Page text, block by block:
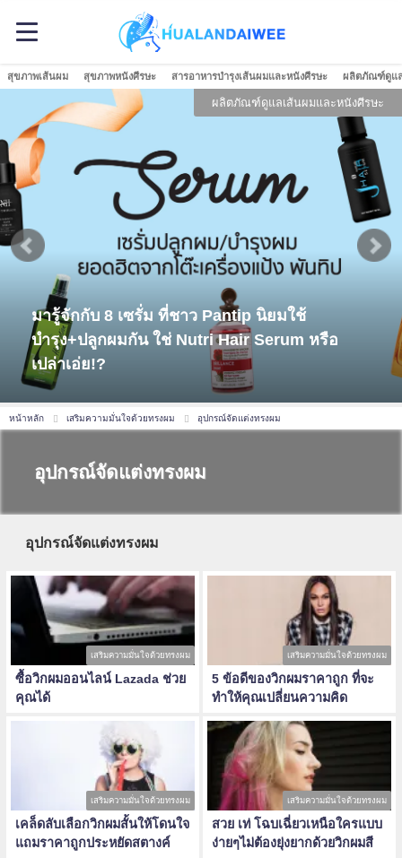
สุขภาพเส้นผม สุขภาพหนังศีรษะ สารอาหารบำรุงเส้นผมและหนังศีรษะ ผลิตภัณฑ์ดูแล
ผลิตภัณฑ์ดูแลเส้นผมและหนังศีรษะ
มารู้จักกับ 8 เซรั่ม ที่ชาว Pantip นิยมใช้
บำรุง+ปลูกผมกัน ใช่ Nutri Hair Serum หรือ
เปล่าเอ่ย!?
หน้าหลัก เสริมความมั่นใจด้วยทรงผม อุปกรณ์จัดแต่งทรงผม
อุปกรณ์จัดแต่งทรงผม
อุปกรณ์จัดแต่งทรงผม
เสริมความมั่นใจด้วยทรงผม
ซื้อวิกผมออนไลน์ Lazada ช่วย
คุณได้
เสริมความมั่นใจด้วยทรงผม
5 ข้อดีของวิกผมราคาถูก ที่จะ
ทำให้คุณเปลี่ยนความคิด
เสริมความมั่นใจด้วยทรงผม
เคล็ดลับเลือกวิกผมสั้นให้โดนใจ
แถมราคาถูกประหยัดสตางค์
เสริมความมั่นใจด้วยทรงผม
สวย เท่ โฉบเฉี่ยวเหนือใครแบบ
ง่ายๆไม่ต้องยุ่งยากด้วยวิกผมสี